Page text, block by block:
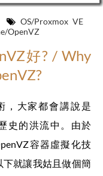
OS/Proxmox VE
OpenVZ
好? / Why
，大家都會講說是
史的洪流中。由於
容器虛擬化技
就讓我姑且做個簡